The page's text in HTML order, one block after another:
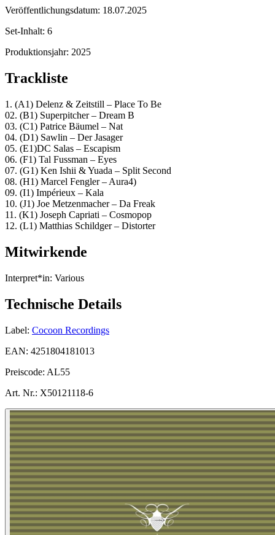
Veröffentlichungsdatum: 18.07.2025
Set-Inhalt: 6
Produktionsjahr: 2025
Trackliste
1. (A1) Delenz & Zeitstill – Place To Be
02. (B1) Superpitcher – Dream B
03. (C1) Patrice Bäumel – Nat
04. (D1) Sawlin – Der Jasager
05. (E1)DC Salas – Escapism
06. (F1) Tal Fussman – Eyes
07. (G1) Ken Ishii & Yuada – Split Second
08. (H1) Marcel Fengler – Aura4)
09. (I1) Impérieux – Kala
10. (J1) Joe Metzenmacher – Da Freak
11. (K1) Joseph Capriati – Cosmopop
12. (L1) Matthias Schildger – Distorter
Mitwirkende
Interpret*in: Various
Technische Details
Label: Cocoon Recordings
EAN: 4251804181013
Preiscode: AL55
Art. Nr.: X50121118-6